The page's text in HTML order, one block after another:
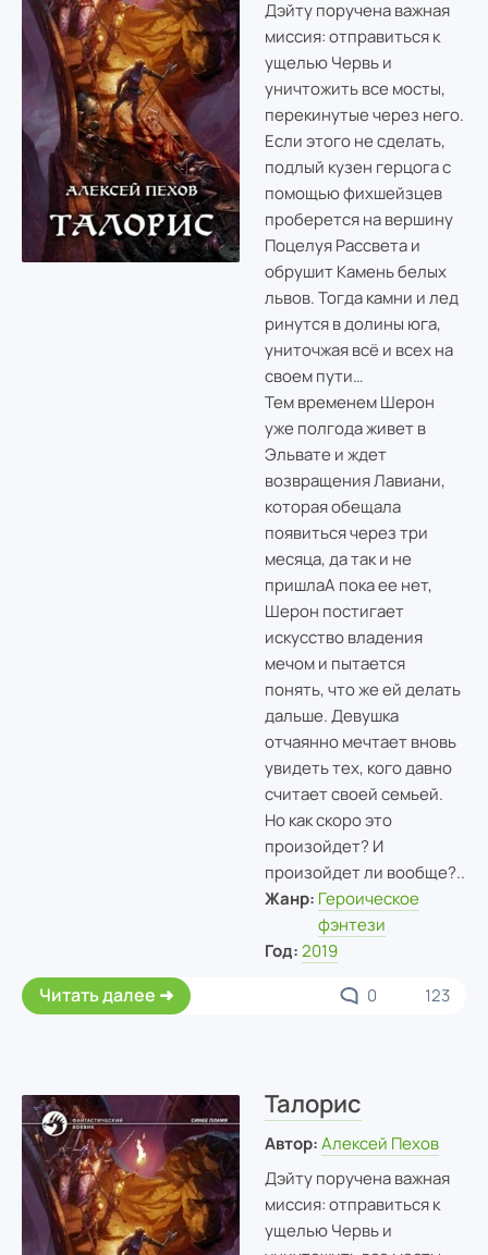
Дэйту поручена важная
миссия: отправиться к
ущелью Червь и
уничтожить все мосты,
перекинутые через него.
Если этого не сделать,
подлый кузен герцога с
помощью фихшейзцев
проберется на вершину
Поцелуя Рассвета и
обрушит Камень белых
львов. Тогда камни и лед
ринутся в долины юга,
униточжая всё и всех на
своем пути…
Тем временем Шерон
уже полгода живет в
Эльвате и ждет
возвращения Лавиани,
которая обещала
появиться через три
месяца, да так и не
пришлаА пока ее нет,
Шерон постигает
искусство владения
мечом и пытается
понять, что же ей делать
дальше. Девушка
отчаянно мечтает вновь
увидеть тех, кого давно
считает своей семьей.
Но как скоро это
произойдет? И
произойдет ли вообще?..
Жанр: Героическое
фэнтези
Год: 2019
Читать далее 0 123
Талорис
Автор: Алексей Пехов
Дэйту поручена важная
миссия: отправиться к
ущелью Червь и